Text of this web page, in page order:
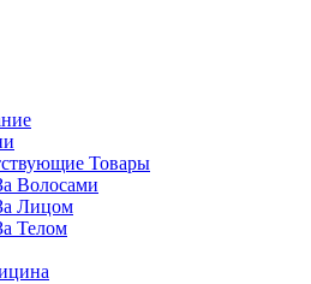
Товары
Волосами
Лицом
Телом